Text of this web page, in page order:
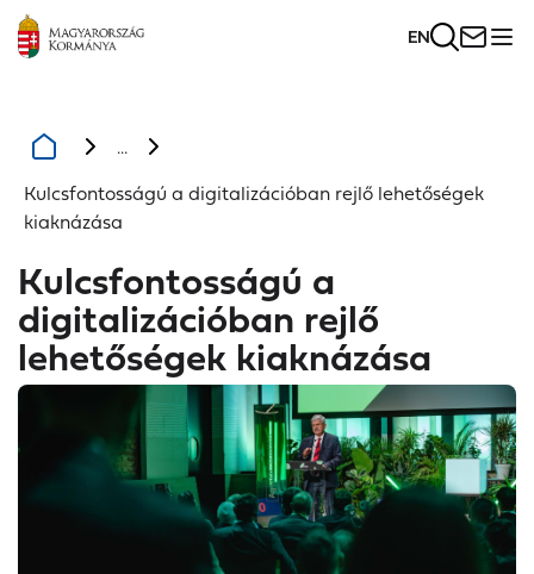
EN
...
Kulcsfontosságú a digitalizációban rejlő lehetőségek
kiaknázása
Kulcsfontosságú a
digitalizációban rejlő
lehetőségek kiaknázása